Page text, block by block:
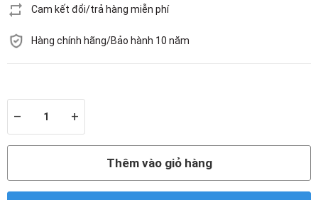
Cam kết đổi/trả hàng miễn phí
Hàng chính hãng/Bảo hành 10 năm
– +
Thêm vào giỏ hàng